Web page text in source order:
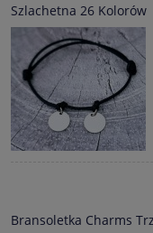
Szlachetna 26 Kolorów
Bransoletka Charms